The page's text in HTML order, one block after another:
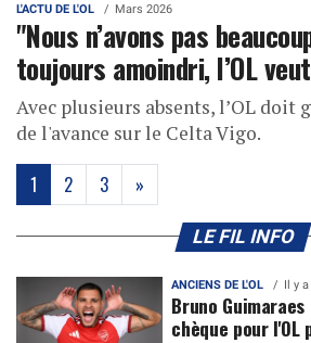
L'ACTU DE L'OL Mars 2026
"Nous n’avons pas
toujours amoindri, l’OL
Avec plusieurs absents, l’OL doit
de l'avance sur le Celta Vigo.
1 (current)
2 3 »
LE FIL INFO
ANCIENS DE L'OL Il y
Bruno
chèque pour l'OL